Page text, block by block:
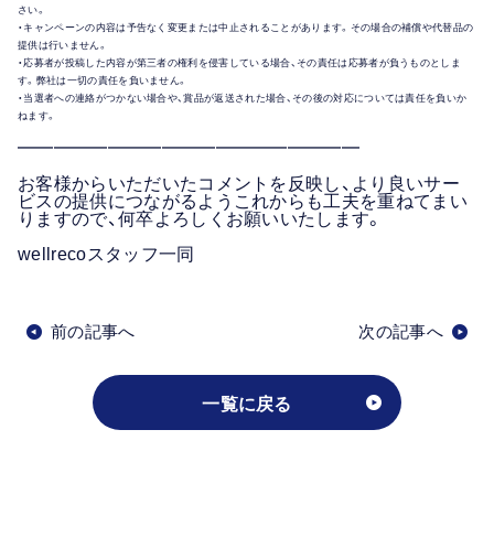
さい。
・キャンペーンの内容は予告なく変更または中止されることがあります。その場合の補償や代替品の
提供は行いません。
・応募者が投稿した内容が第三者の権利を侵害している場合、その責任は応募者が負うものとしま
す。弊社は一切の責任を負いません。
・当選者への連絡がつかない場合や、賞品が返送された場合、その後の対応については責任を負いか
ねます。
━━━━━━━━━━━━━━━━━━━
お客様からいただいたコメントを反映し、より良いサー
ビスの提供につながるようこれからも工夫を重ねてまい
りますので、何卒よろしくお願いいたします。
wellrecoスタッフ一同
前の記事へ
一覧に戻る
次の記事へ